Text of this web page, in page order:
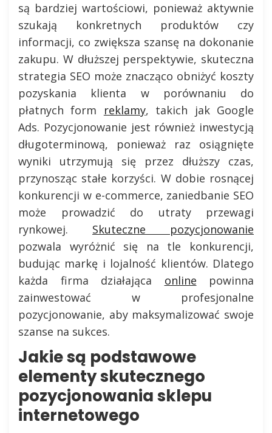
są bardziej wartościowi, ponieważ aktywnie
szukają konkretnych produktów czy
informacji, co zwiększa szansę na dokonanie
zakupu. W dłuższej perspektywie, skuteczna
strategia SEO może znacząco obniżyć koszty
pozyskania klienta w porównaniu do
płatnych form reklamy, takich jak Google
Ads. Pozycjonowanie jest również inwestycją
długoterminową, ponieważ raz osiągnięte
wyniki utrzymują się przez dłuższy czas,
przynosząc stałe korzyści. W dobie rosnącej
konkurencji w e-commerce, zaniedbanie SEO
może prowadzić do utraty przewagi
rynkowej. Skuteczne pozycjonowanie
pozwala wyróżnić się na tle konkurencji,
budując markę i lojalność klientów. Dlatego
każda firma działająca online powinna
zainwestować w profesjonalne
pozycjonowanie, aby maksymalizować swoje
szanse na sukces.
Jakie są podstawowe
elementy skutecznego
pozycjonowania sklepu
internetowego